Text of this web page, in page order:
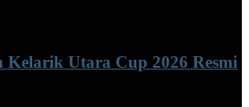
Kelarik Utara Cup 2026 Resmi